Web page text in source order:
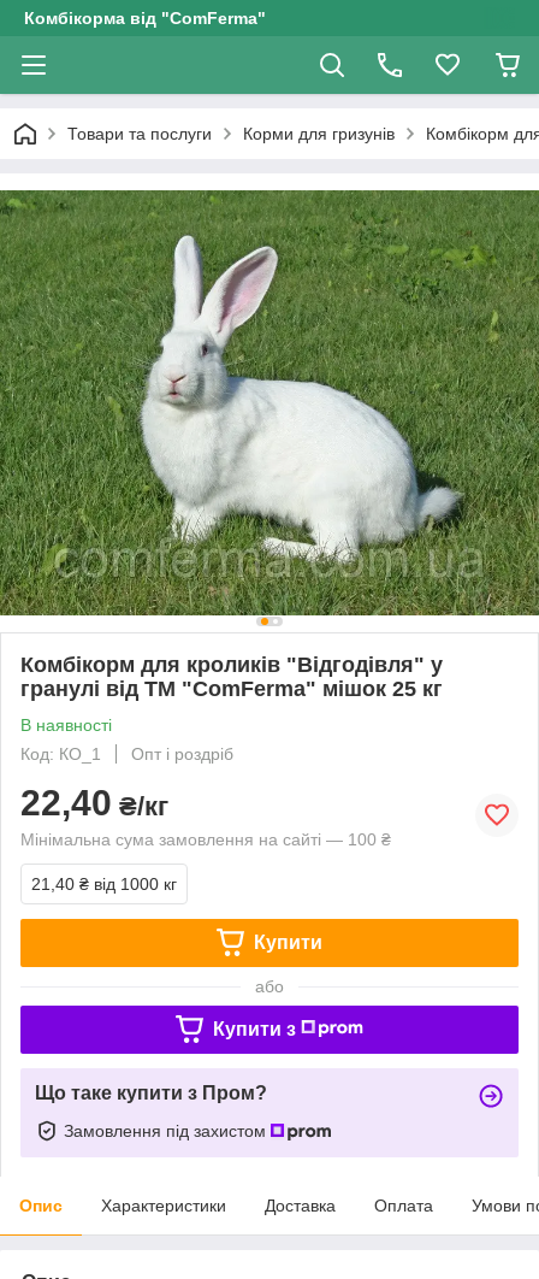
Комбікорма від "ComFerma"
Товари та послуги Корми для гризунів Комбікорм
Комбікорм для кроликів "Відгодівля" у
гранулі від ТМ "ComFerma" мішок 25 кг
В наявності
Код: КО_1
Опт і роздріб
22,40 ₴/кг
Мінімальна сума замовлення на сайті — 100 ₴
21,40 ₴ від 1000 кг
Купити
або
Купити з
Що таке купити з Пром?
Замовлення під захистом
Опис Характеристики Доставка Оплата Умови